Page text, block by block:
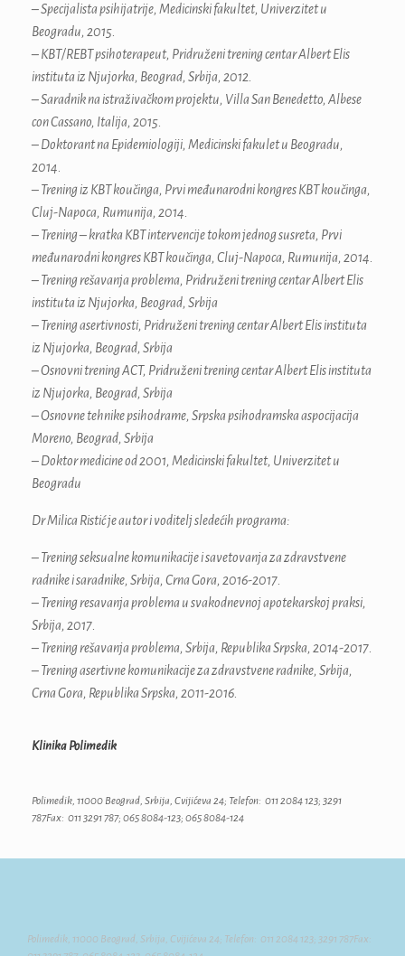
– Specijalista psihijatrije, Medicinski fakultet, Univerzitet u
Beogradu, 2015.
– KBT/REBT psihoterapeut, Pridruženi trening centar Albert Elis
instituta iz Njujorka, Beograd, Srbija, 2012.
– Saradnik na istraživačkom projektu, Villa San Benedetto, Albese
con Cassano, Italija, 2015.
– Doktorant na Epidemiologiji, Medicinski fakulet u Beogradu,
2014.
– Trening iz KBT koučinga, Prvi međunarodni kongres KBT koučinga,
Cluj-Napoca, Rumunija, 2014.
– Trening – kratka KBT intervencije tokom jednog susreta, Prvi
međunarodni kongres KBT koučinga, Cluj-Napoca, Rumunija, 2014.
– Trening rešavanja problema, Pridruženi trening centar Albert Elis
instituta iz Njujorka, Beograd, Srbija
– Trening asertivnosti, Pridruženi trening centar Albert Elis instituta
iz Njujorka, Beograd, Srbija
– Osnovni trening ACT, Pridruženi trening centar Albert Elis instituta
iz Njujorka, Beograd, Srbija
– Osnovne tehnike psihodrame, Srpska psihodramska aspocijacija
Moreno, Beograd, Srbija
– Doktor medicine od 2001, Medicinski fakultet, Univerzitet u
Beogradu
Dr Milica Ristić je autor i voditelj sledećih programa:
– Trening seksualne komunikacije i savetovanja za zdravstvene
radnike i saradnike, Srbija, Crna Gora, 2016-2017.
– Trening resavanja problema u svakodnevnoj apotekarskoj praksi,
Srbija, 2017.
– Trening rešavanja problema, Srbija, Republika Srpska, 2014-2017.
– Trening asertivne komunikacije za zdravstvene radnike, Srbija,
Crna Gora, Republika Srpska, 2011-2016.
Klinika Polimedik
Polimedik, 11000 Beograd, Srbija, Cvijićeva 24; Telefon: 011 2084 123; 3291
787Fax: 011 3291 787; 065 8084-123; 065 8084-124
Polimedik, 11000 Beograd, Srbija, Cvijićeva 24; Telefon: 011 2084 123; 3291 787Fax: